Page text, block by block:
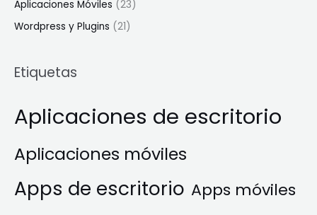
Aplicaciones Móviles (23)
Wordpress y Plugins (21)
Etiquetas
Aplicaciones de escritorio
Aplicaciones móviles
Apps de escritorio Apps móviles